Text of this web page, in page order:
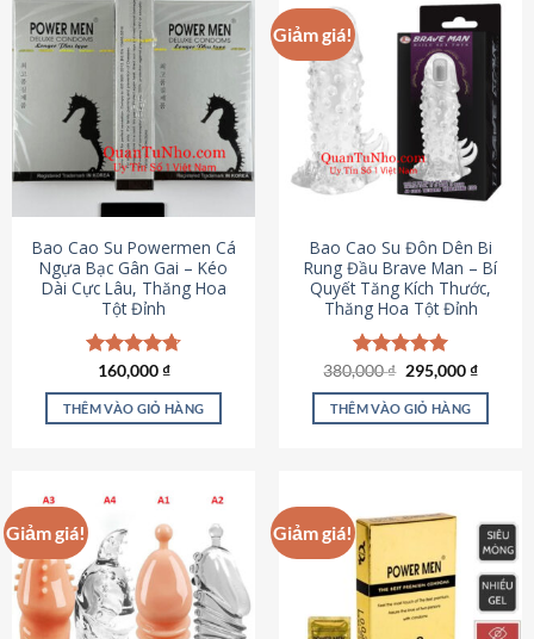
có
nhiều
biến
thể.
Các
tùy
chọn
có
chọn
trên
trang
sản
phẩm
Bao Cao Su Powermen Cá
Ngựa Bạc Gân Gai – Kéo
Dài Cực Lâu, Thăng Hoa
Tột Đỉnh
Được xếp
hạng4.73
5 sao
160,000₫
THÊM VÀO GIỎ HÀNG
Giảm giá!
Bao Cao Su Đôn Dên Bi
Rung Đầu Brave Man – Bí
Quyết Tăng Kích Thước,
Thăng Hoa Tột Đỉnh
Được xếp
hạng5.00
5 sao
380,000₫ Giá
là:
380,000 ₫.
295,000₫Giá
tại
THÊM VÀO GIỎ HÀNG
Giảm giá! Giảm giá!